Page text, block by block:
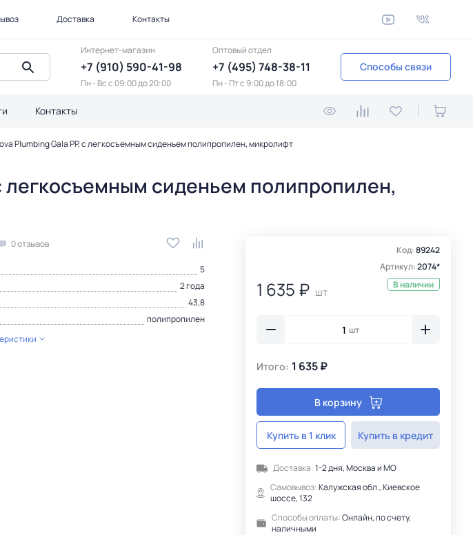
Доставка Контакты
Интернет-магазин
+7 (910) 590-41-98
Пн - Вс с 09:00 до 20:00
Оптовый отдел
+7 (495) 748-38-11
Пн - Пт c 9:00 до 18:00
Способы связи
Контакты
Plumbing Gala PP, с легкосъемным сиденьем полипропилен, микролифт
легкосъемным сиденьем полипропилен,
0 отзывов
5
2 года
43,8
полипропилен
Код:89242
Артикул:2074*
1 635 ₽ шт
В наличии
шт
Итого: 1 635 ₽
В корзину
Купить в 1 клик Купить в кредит
Доставка:1-2 дня, Москва и МО
Самовывоз:Калужская обл., Киевское
шоссе, 132
Способы оплаты:Онлайн, по счету,
наличными